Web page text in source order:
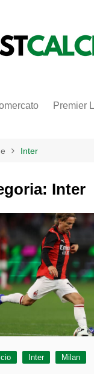
Premier
Inter
Inter
Inter Milan